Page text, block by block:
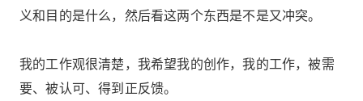
义和目的是什么，然后看这两个东西是不是又冲突。
我的工作观很清楚，我希望我的创作，我的工作，被需
要、被认可、得到正反馈。